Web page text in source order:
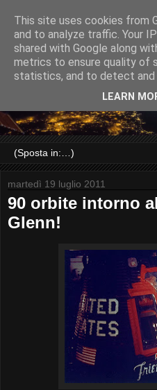
martedì 19 luglio 2011
90 orbite intorno
Glenn!
This site uses cookies from
and to analyze traffic. Your
shared with Google along
metrics to ensure quality of
statistics, and to detect and
LEARN